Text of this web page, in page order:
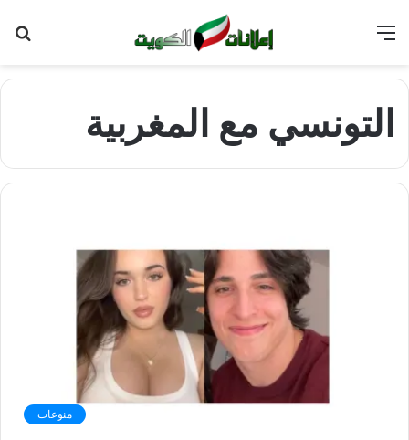
التونسي مع المغربية
منوعات